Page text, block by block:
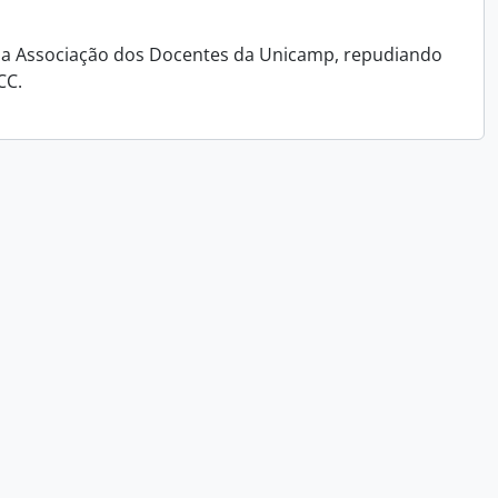
Associação dos Docentes da Unicamp, repudiando